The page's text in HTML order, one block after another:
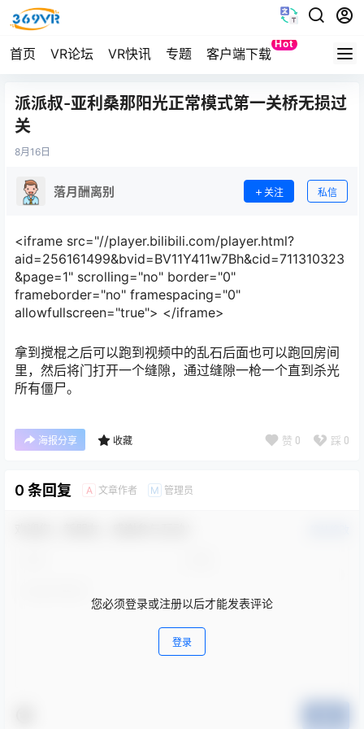
首页 VR论坛 VR快讯 专题 客户端下载
Hot
Quest
派派叔-亚利桑那阳光正常模式第一关桥无损过
关
8月 16日
落月酬离别 关注 私信
<iframe src="//player.bilibili.com/player.html?
aid=256161499&bvid=BV11Y411w7Bh&cid=711310323
&page=1" scrolling="no" border="0"
frameborder="no" framespacing="0"
allowfullscreen="true"> </iframe>
拿到搅棍之后可以跑到视频中的乱石后面也可以跑回房间
里，然后将门打开一个缝隙，通过缝隙一枪一个直到杀光
所有僵尸。
海报分享 收藏 赞 0 踩 0
0 条回复 A 文章作者 M 管理员
您必须登录或注册以后才能发表评论
登录